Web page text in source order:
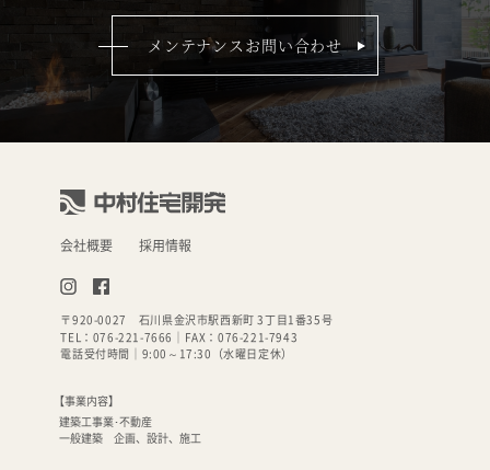
メンテナンスお問い合わせ
会社概要 採用情報
〒920-0027
石川県金沢市駅西新町 3丁目1番35号
TEL：076-221-7666
｜FAX： 076-221-7943
電話受付時間｜9:00～17:30（水曜日定休）
【事業内容】
建築工事業･不動産
一般建築 企画、設計、施工